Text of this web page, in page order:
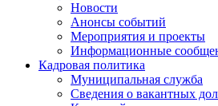
Новости
Анонсы событий
Мероприятия и проекты
Информационные
Кадровая политика
Муниципальная служба
Сведения о вакантных